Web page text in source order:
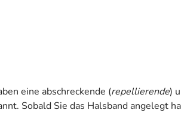
eine abschreckende (repellierende)
Sobald Sie das Halsband angelegt